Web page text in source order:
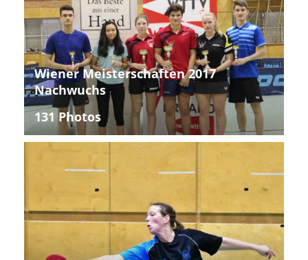
Wiener Meisterschaften 2017
Nachwuchs
131 Photos